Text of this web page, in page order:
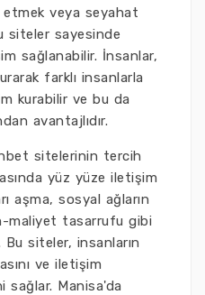
veya seyahat
siteler sayesinde
sağlanabilir. İnsanlar,
farklı insanlarla
kurabilir ve bu da
avantajlıdır.
sitelerinin tercih
yüz yüze iletişim
aşma, sosyal ağların
maliyet tasarrufu gibi
siteler, insanların
ve iletişim
sağlar. Manisa'da